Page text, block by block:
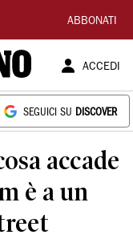
ABBONATI
ACCEDI
SEGUICI SU DISCOVER
accade
è a un